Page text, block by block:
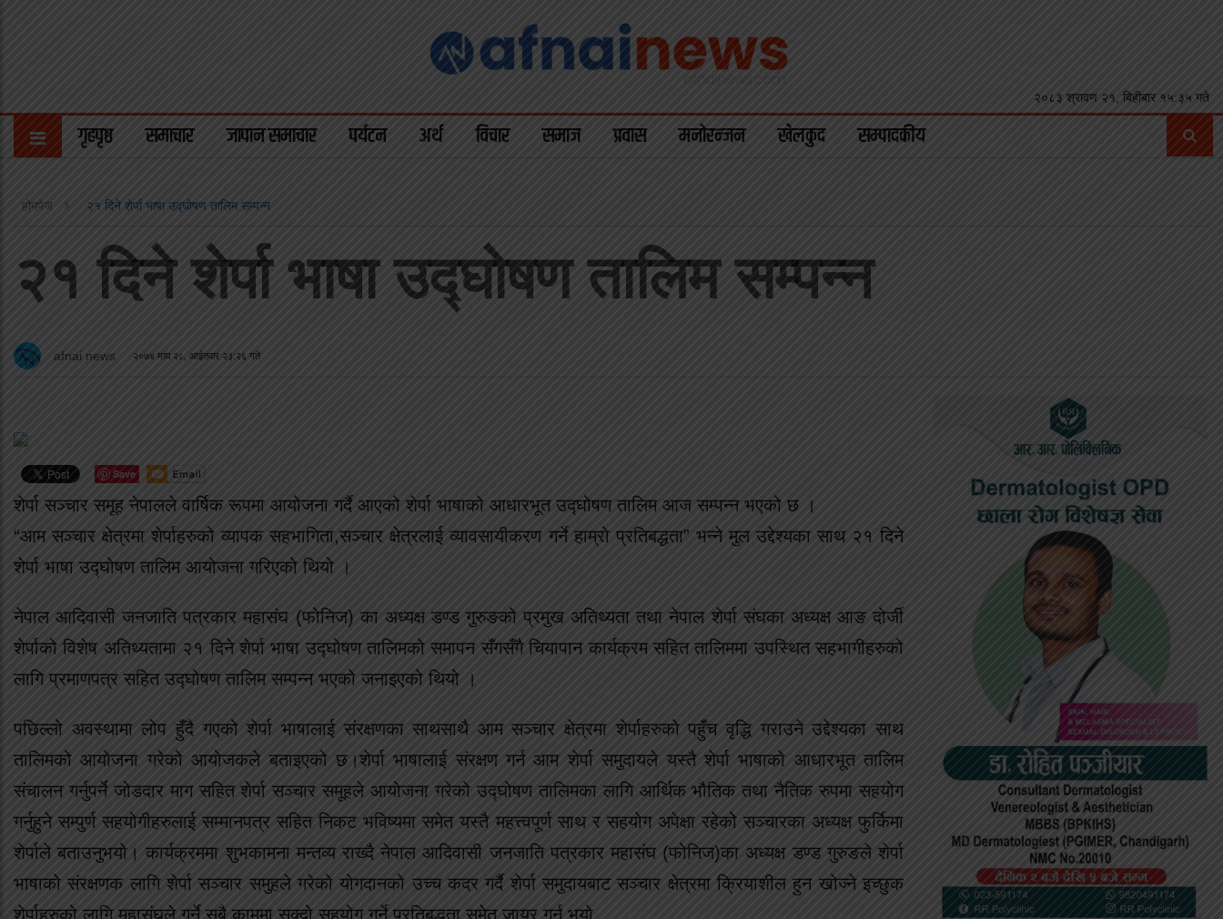
२०८३ श्रावण २१, बिहीबार १५:३५ गते
गृहपृष्ठ समाचार जापान समाचार पर्यटन अर्थ विचार समाज प्रवास मनोरन्जन खेलकुद सम्पादकीय
होमपेज २१ दिने शेर्पा भाषा उद्घोषण तालिम सम्पन्न
२१ दिने शेर्पा भाषा उद्घोषण तालिम सम्पन्न
afnai news २०७४ माघ २८, आईतवार २३:२६ गते
Save
शेर्पा सञ्चार समूह नेपालले वार्षिक रूपमा आयोजना गर्दै आएको शेर्पा भाषाको आधारभूत उद्घोषण तालिम आज सम्पन्न भएको छ ।
“आम सञ्चार क्षेत्रमा शेर्पाहरुको व्यापक सहभागिता,सञ्चार क्षेत्रलाई व्यावसायीकरण गर्ने हाम्रो प्रतिबद्धता” भन्ने मुल उद्देश्यका साथ २१ दिने
शेर्पा भाषा उद्घोषण तालिम आयोजना गरिएको थियो ।
नेपाल आदिवासी जनजाति पत्रकार महासंघ (फोनिज) का अध्यक्ष डण्ड गुरुङको प्रमुख अतिथ्यता तथा नेपाल शेर्पा संघका अध्यक्ष आङ दोर्जी
शेर्पाको विशेष अतिथ्यतामा २१ दिने शेर्पा भाषा उद्घोषण तालिमको समापन सँगसँगै चियापान कार्यक्रम सहित तालिममा उपस्थित सहभागीहरुको
लागि प्रमाणपत्र सहित उद्घोषण तालिम सम्पन्न भएको जनाइएको थियो ।
पछिल्लो अवस्थामा लोप हुँदै गएको शेर्पा भाषालाई संरक्षणका साथसाथै आम सञ्चार क्षेत्रमा शेर्पाहरुको पहुँच वृद्धि गराउने उद्देश्यका साथ
तालिमको आयोजना गरेको आयोजकले बताइएको छ।शेर्पा भाषालाई संरक्षण गर्न आम शेर्पा समुदायले यस्तै शेर्पा भाषाको आधारभूत तालिम
संचालन गर्नुपर्ने जोडदार माग सहित शेर्पा सञ्चार समूहले आयोजना गरेको उद्घोषण तालिमका लागि आर्थिक भौतिक तथा नैतिक रुपमा सहयोग
गर्नुहुने सम्पुर्ण सहयोगीहरुलाई सम्मानपत्र सहित निकट भविष्यमा समेत यस्तै महत्त्वपूर्ण साथ र सहयोग अपेक्षा रहेकोे सञ्चारका अध्यक्ष फुर्किमा
शेर्पाले बताउनुभयो। कार्यक्रममा शुभकामना मन्तव्य राख्दै नेपाल आदिवासी जनजाति पत्रकार महासंघ (फोनिज)का अध्यक्ष डण्ड गुरुङले शेर्पा
भाषाको संरक्षणक लागि शेर्पा सञ्चार समुहले गरेको योगदानको उच्च कदर गर्दै शेर्पा समुदायबाट सञ्चार क्षेत्रमा क्रियाशील हुन खोज्ने इच्छुक
शेर्पाहरुको लागि महासंघले गर्ने सबै काममा सक्दो सहयोग गर्ने प्रतिबद्धता समेत जायर गर्नु भयो